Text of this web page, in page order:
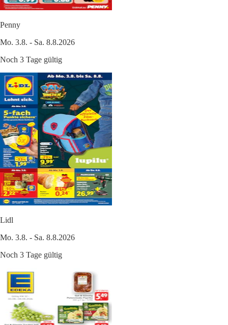
Penny
Mo. 3.8. - Sa. 8.8.2026
Noch 3 Tage gültig
Lidl
Mo. 3.8. - Sa. 8.8.2026
Noch 3 Tage gültig